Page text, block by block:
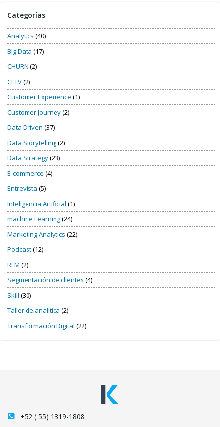
Categorías
Analytics (40)
Big Data (17)
CHURN (2)
CLTV(2)
Customer Experience (1)
Customer Journey(2)
Data Driven (37)
Data Storytelling(2)
Data Strategy(23)
E-commerce (4)
Entrevista (5)
Inteligencia Artificial (1)
machine Learning(24)
Marketing Analytics (22)
Podcast(12)
RFM (2)
Segmentación de clientes (4)
Skill (30)
Taller de analitica (2)
Transformación Digital (22)
+52 ( 55) 1319-1808